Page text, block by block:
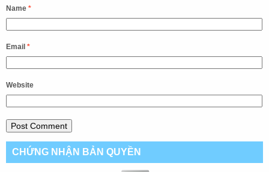
Name *
Email *
Website
CHỨNG NHẬN BẢN QUYỀN